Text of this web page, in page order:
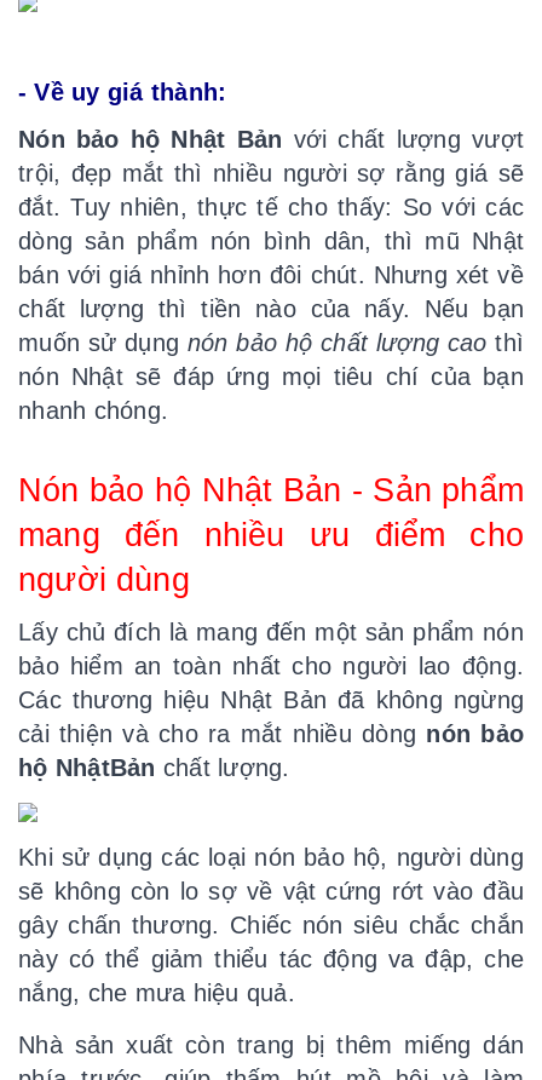
- Về uy giá thành:
Nón bảo hộ Nhật Bản với chất lượng vượt
trội, đẹp mắt thì nhiều người sợ rằng giá sẽ
đắt. Tuy nhiên, thực tế cho thấy: So với các
dòng sản phẩm nón bình dân, thì mũ Nhật
bán với giá nhỉnh hơn đôi chút. Nhưng xét về
chất lượng thì tiền nào của nấy. Nếu bạn
muốn sử dụng nón bảo hộ chất lượng caothì
nón Nhật sẽ đáp ứng mọi tiêu chí của bạn
nhanh chóng.
Nón bảo hộ Nhật Bản - Sản phẩm
mang đến nhiều ưu điểm cho
người dùng
Lấy chủ đích là mang đến một sản phẩm nón
bảo hiểm an toàn nhất cho người lao động.
Các thương hiệu Nhật Bản đã không ngừng
cải thiện và cho ra mắt nhiều dòng nón bảo
hộ N hậtBản chất lượng.
Khi sử dụng các loại nón bảo hộ, người dùng
sẽ không còn lo sợ về vật cứng rớt vào đầu
gây chấn thương. Chiếc nón siêu chắc chắn
này có thể giảm thiểu tác động va đập, che
nắng, che mưa hiệu quả.
Nhà sản xuất còn trang bị thêm miếng dán